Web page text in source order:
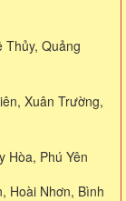
Thủy, Quảng
Xuân Trường,
Hòa, Phú Yên
Hoài Nhơn, Bình